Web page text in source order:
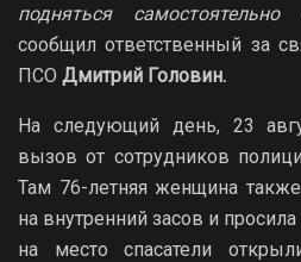
подняться
сообщил ответственный за
ПСО Дмитрий Головин.
На следующий день, 23
вызов от сотрудников
Там 76-летняя женщина
на внутренний засов и
на место спасатели